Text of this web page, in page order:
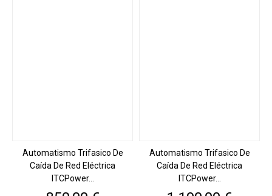
Automatismo Trifasico De
Caída De Red Eléctrica
ITCPower...
Automatismo Trifasico De
Caída De Red Eléctrica
ITCPower...